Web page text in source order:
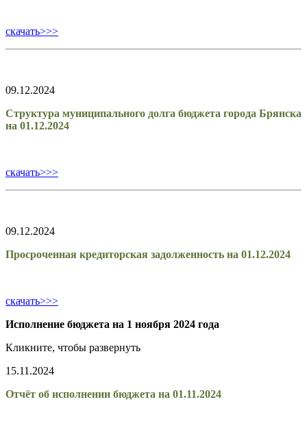
скачать>>>
09.12.2024
Структура муниципального долга бюджета города Брянска
на 01.12.2024
скачать>>>
09.12.2024
Просроченная кредиторская задолженность на 01.12.2024
скачать>>>
Исполнение бюджета на 1 ноября 2024 года
Кликните, чтобы развернуть
15.11.2024
Отчёт об исполнении бюджета на 01.11.2024